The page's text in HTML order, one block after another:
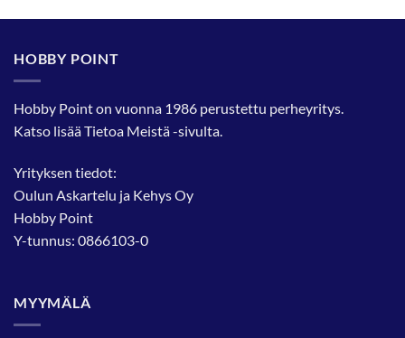
HOBBY POINT
Hobby Point on vuonna 1986 perustettu perheyritys.
Katso lisääTietoa Meistä-sivulta.
Yrityksen tiedot:
Oulun Askartelu ja Kehys Oy
Hobby Point
Y-tunnus: 0866103-0
MYYMÄLÄ